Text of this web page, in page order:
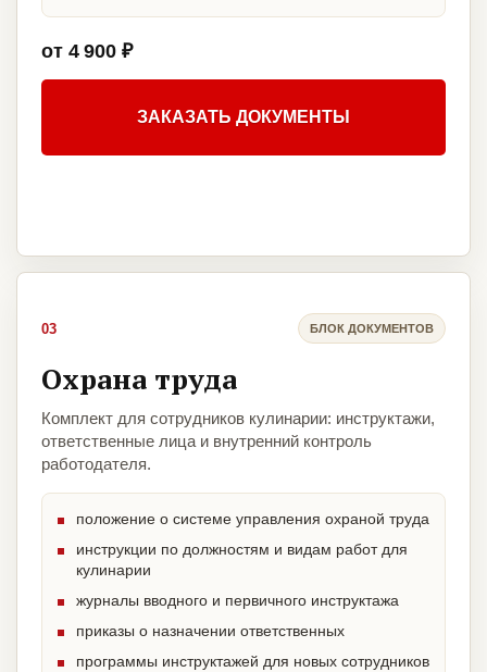
от 4 900 ₽
ЗАКАЗАТЬ ДОКУМЕНТЫ
03 БЛОК ДОКУМЕНТОВ
Охрана труда
Комплект для сотрудников кулинарии: инструктажи,
ответственные лица и внутренний контроль
работодателя.
положение о системе управления охраной труда
инструкции по должностям и видам работ для
кулинарии
журналы вводного и первичного инструктажа
приказы о назначении ответственных
программы инструктажей для новых сотрудников